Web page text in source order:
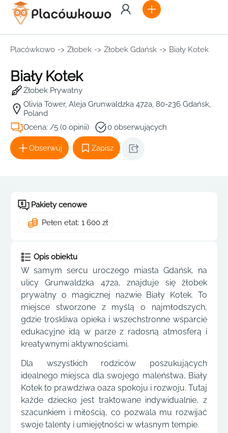
Placówkowo -> Żłobek -> Żłobek Gdańsk -> Biały Kotek
Biały Kotek
Żłobek Prywatny
Olivia Tower, Aleja Grunwaldzka 472a, 80-236 Gdańsk,
Poland
Ocena: /5 (0 opinii)
0 obserwujących
Obserwuj Zapisz
Pakiety cenowe
Pełen etat: 1 600 zł
Opis obiektu
W samym sercu uroczego miasta Gdańsk, na
ulicy Grunwaldzka 472a, znajduje się żłobek
prywatny o magicznej nazwie Biały Kotek. To
miejsce stworzone z myślą o najmłodszych,
gdzie troskliwa opieka i wszechstronne wsparcie
edukacyjne idą w parze z radosną atmosferą i
kreatywnymi aktywnościami.
Dla wszystkich rodziców poszukujących
idealnego miejsca dla swojego maleństwa, Biały
Kotek to prawdziwa oaza spokoju i rozwoju. Tutaj
każde dziecko jest traktowane indywidualnie, z
szacunkiem i miłością, co pozwala mu rozwijać
swoje talenty i umiejętności w własnym tempie.